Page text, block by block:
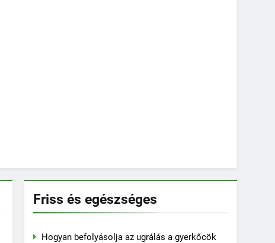
Friss és egészséges
Hogyan befolyásolja az ugrálás a gyerkőcök